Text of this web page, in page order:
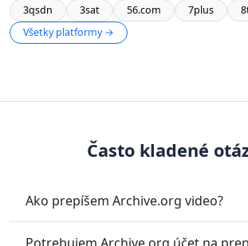
3qsdn
3sat 56.com 7plus
Všetky platformy →
Často kladené
Ako prepíšem Archive.org video?
Potrebujem Archive.org účet na